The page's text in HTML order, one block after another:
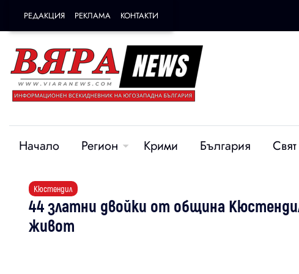
РЕДАКЦИЯ РЕКЛАМА КОНТАКТИ
Начало Регион Крими България Свят
Кюстендил
44 златни двойки от община
живот